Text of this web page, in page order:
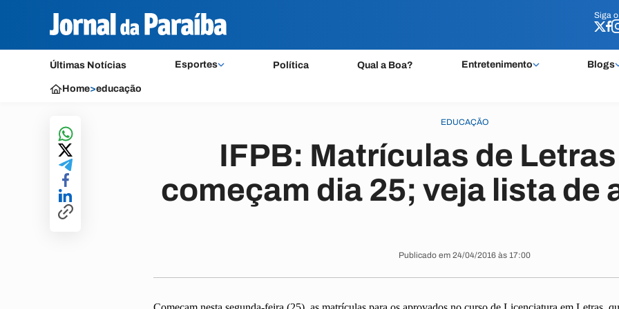
Siga o
Últimas Notícias Esportes Política Qual a Boa? Entretenimento Blogs
Siga o
Home>educação
EDUCAÇÃO
IFPB: Matrículas de
começam dia 25; veja lista de
Publicado em 24/04/2016 às 17:00